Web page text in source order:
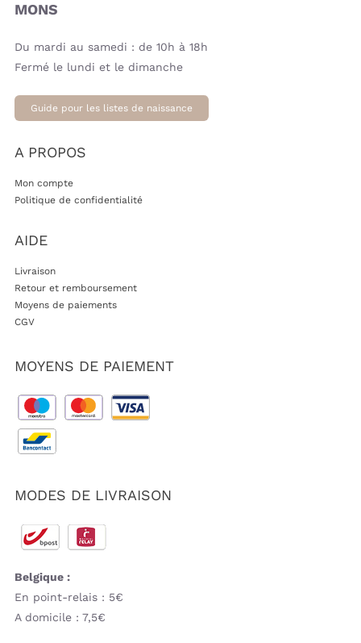
MONS
Du mardi au samedi : de 10h à 18h
Fermé le lundi et le dimanche
Guide pour les listes de naissance
A PROPOS
Mon compte
Politique de confidentialité
AIDE
Livraison
Retour et remboursement
Moyens de paiements
CGV
MOYENS DE PAIEMENT
MODES DE LIVRAISON
Belgique :
En point-relais : 5€
A domicile : 7,5€